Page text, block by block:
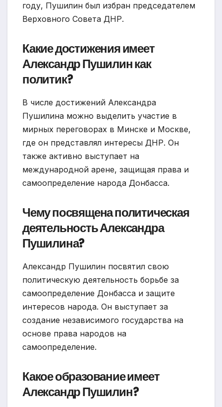
году, Пушилин был избран председателем
Верховного Совета ДНР.
Какие достижения имеет
Александр Пушилин как
политик?
В числе достижений Александра
Пушилина можно выделить участие в
мирных переговорах в Минске и Москве,
где он представлял интересы ДНР. Он
также активно выступает на
международной арене, защищая права и
самоопределение народа Донбасса.
Чему посвящена политическая
деятельность Александра
Пушилина?
Александр Пушилин посвятил свою
политическую деятельность борьбе за
самоопределение Донбасса и защите
интересов народа. Он выступает за
создание независимого государства на
основе права народов на
самоопределение.
Какое образование имеет
Александр Пушилин?